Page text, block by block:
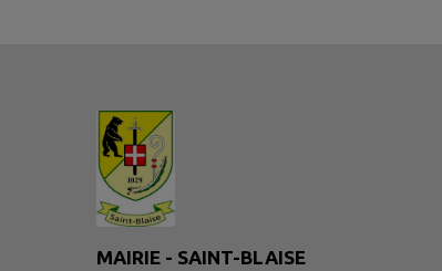
MAIRIE - SAINT-BLAISE